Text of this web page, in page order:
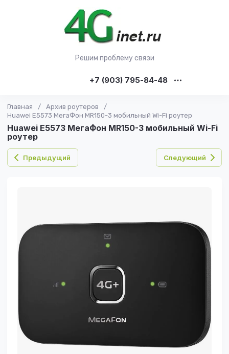
Решим проблему связи
+7 (903) 795-84-48
Главная / Архив роутеров
/
Huawei E5573 МегаФон MR150-3 мобильный Wi-Fi роутер
Huawei E5573 МегаФон MR150-3 мобильный Wi-Fi
роутер
Предыдущий Следующий